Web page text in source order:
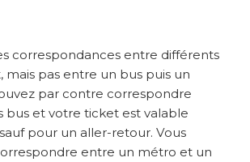
correspondances entre différents
mais pas entre un bus puis un
par contre correspondre
bus et votre ticket est valable
pour un aller-retour. Vous
entre un métro et un